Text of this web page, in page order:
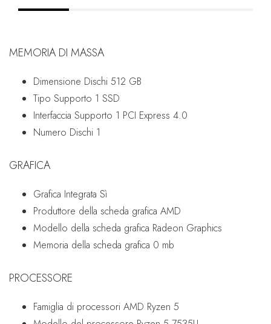
MEMORIA DI MASSA
Dimensione Dischi 512 GB
Tipo Supporto 1 SSD
Interfaccia Supporto 1 PCI Express 4.0
Numero Dischi 1
GRAFICA
Grafica Integrata Sì
Produttore della scheda grafica AMD
Modello della scheda grafica Radeon Graphics
Memoria della scheda grafica 0 mb
PROCESSORE
Famiglia di processori AMD Ryzen 5